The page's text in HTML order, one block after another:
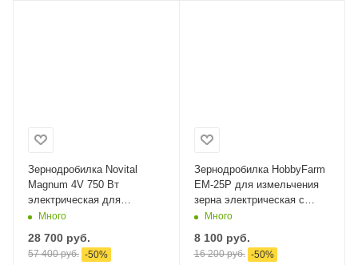
Зернодробилка Novital
Magnum 4V 750 Вт
электрическая для
измельчения зерна и
4 сита
Много
28 700 руб.
57 400руб. -50%
Зернодробилка HobbyFarm
EM-25P для измельчения
зерна электрическая с
функцией мельницы / в
Много
8 100руб.
16 200руб. -50%